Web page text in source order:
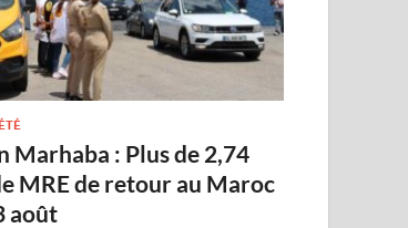
Marhaba : Plus de 2,74
MRE de retour au Maroc
août